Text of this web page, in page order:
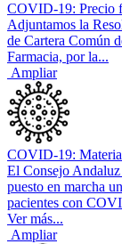
COVID-19: Precio
Adjuntamos la
de Cartera Común
Farmacia, por la...
Ampliar
COVID-19:
El Consejo
puesto en marcha
pacientes con
Ver más...
Ampliar